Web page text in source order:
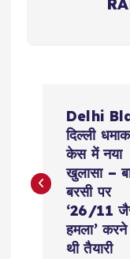
s
Delhi
दिल्ली
केस में नया
खुलासा –
बरसी पर
‘26/11
हमला’
थी तैयारी